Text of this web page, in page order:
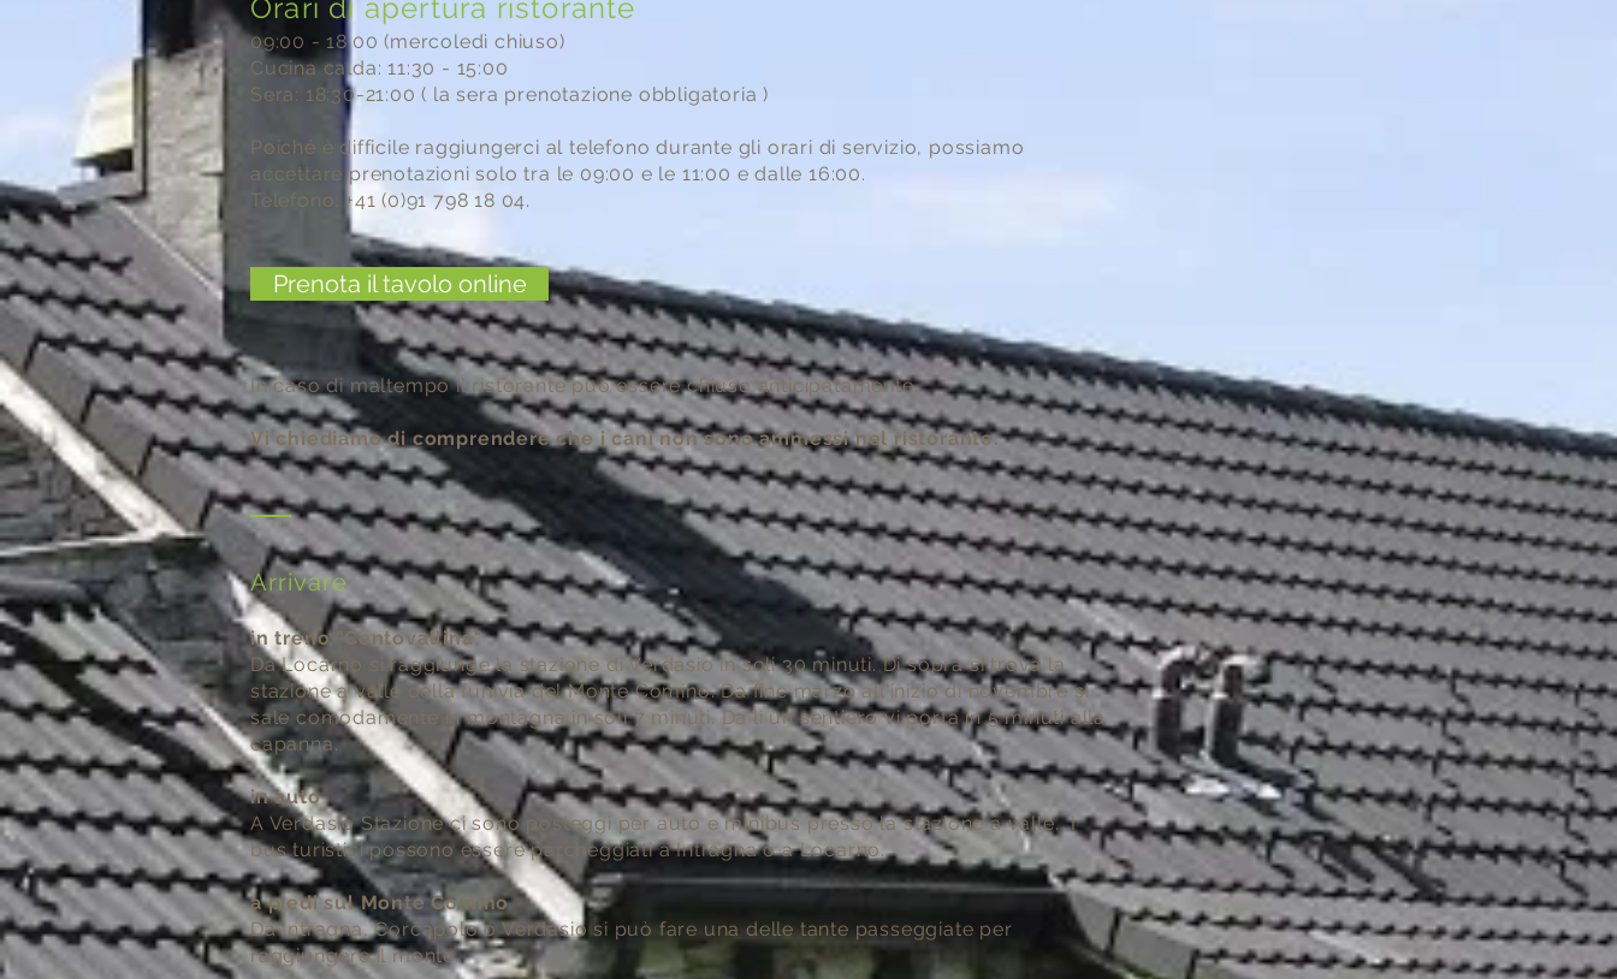
Orari di apertura ristorante
09:00 - 18:00 (mercoledì chiuso)
Cucina calda: 11:30 - 15:00
Sera: 18:30-21:00 ( la sera prenotazione obbligatoria )
Poiché è difficile raggiungerci al telefono durante gli orari di servizio, possiamo
accettare prenotazioni solo tra le 09:00 e le 11:00 e dalle 16:00.
Telefono: +41 (0)91 798 18 04.
In caso di maltempo il ristorante può essere chiuso anticipatamente.
Vi chiediamo di comprendere che i cani non sono ammessi nel ristorante.
Arrivare
in treno "Centovallina"
Da Locarno si raggiunge la stazione di Verdasio in soli 30 minuti. Di sopra si trova la
stazione a valle della funivia del Monte Comino. Da fine marzo all'inizio di novembre si
sale comodamente in montagna in soli 7 minuti. Da lì un sentiero vi porta in 5 minuti alla
capanna.
in auto
A Verdasio Stazione ci sono posteggi per auto e minibus presso la stazione a valle. I
bus turistici possono essere parcheggiati a Intragna o a Locarno.
a piedi sul Monte Comino
Da Intragna, Corcapolo o Verdasio si può fare una delle tante passeggiate per
raggiungere il monte.
Prenota il tavolo online